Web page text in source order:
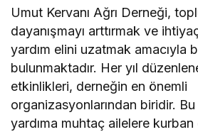
Umut Kervanı Ağrı Derneği,
dayanışmayı arttırmak ve
yardım elini uzatmak amacıyla
bulunmaktadır. Her yıl
etkinlikleri, derneğin en önemli
organizasyonlarından biridir.
yardıma muhtaç ailelere kurban